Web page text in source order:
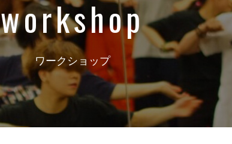
workshop
ワークショップ